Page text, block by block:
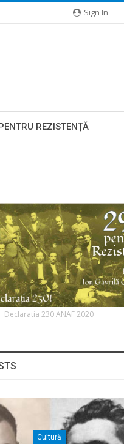
Sign In
REZISTENȚĂ
Declaratia 230 ANAF 2020
Cultură